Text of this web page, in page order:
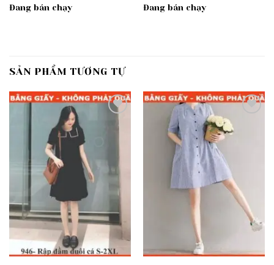
Đang bán chạy
Đang bán chạy
SẢN PHẨM TƯƠNG TỰ
Add to
Add to
wishlist